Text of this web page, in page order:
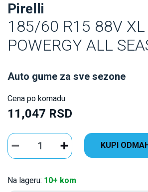
Pirelli
185/60 R15 88V XL
POWERGY ALL
Auto gume za sve sezone
Cena po komadu
11,047 RSD
KUPI ODMAH
Na lageru: 10+ kom